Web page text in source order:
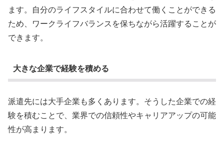
ます。自分のライフスタイルに合わせて働くことができる
ため、ワークライフバランスを保ちながら活躍することが
できます。
大きな企業で経験を積める
派遣先には大手企業も多くあります。そうした企業での経
験を積むことで、業界での信頼性やキャリアアップの可能
性が高まります。